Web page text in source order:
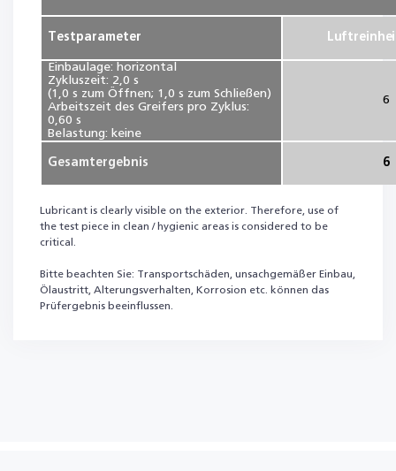
Testparameter
Einbaulage: horizontal
Zykluszeit: 2,0 s
(1,0 s zum Öffnen; 1,0 s zum Schließen)
Arbeitszeit des Greifers pro Zyklus:
0,60 s
Belastung: keine
6
Gesamtergebnis 6
Lubricant is clearly visible on the exterior. Therefore, use of
the test piece in clean / hygienic areas is considered to be
critical.
Bitte beachten Sie: Transportschäden, unsachgemäßer Einbau,
Ölaustritt, Alterungsverhalten, Korrosion etc. können das
Prüfergebnis beeinflussen.